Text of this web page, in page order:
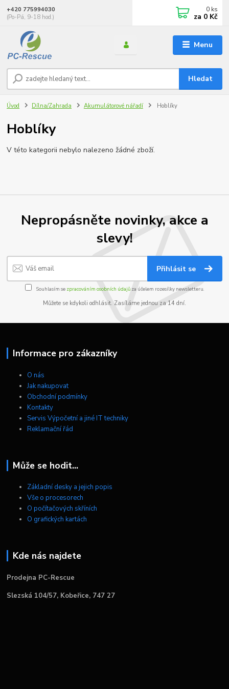
Menu
Hledat
+420 775994030
(Po-Pá, 9-18 hod.)
0 ks
za 0 Kč
Úvod Dílna/Zahrada Akumulátorové nářadí Hoblíky
Hoblíky
V této kategorii nebylo nalezeno žádné zboží.
Nepropásněte novinky, akce a
slevy!
Přihlásit se
Souhlasím se zpracováním osobních údajůza účelem rozesílky newsletteru.
Můžete se kdykoli odhlásit. Zasíláme jednou za 14 dní.
Informace pro zákazníky
O nás
Jak nakupovat
Obchodní podmínky
Kontakty
Servis Výpočetní a jiné IT techniky
Reklamační řád
Může se hodit...
Základní desky a jejich popis
Vše o procesorech
O počítačových skříních
O grafických kartách
Kde nás najdete
Prodejna PC-Rescue
Slezská 104/57, Kobeřice, 747 27